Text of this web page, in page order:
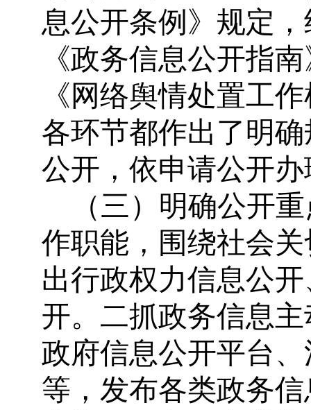
息公开条例》规定
《政务信息公开指
《网络舆情处置工
各环节都作出了明
公开，依申请公开
（三）明确公开
作职能，围绕社会
出行政权力信息公
开。二抓政务信息
政府信息公开平台
等，发布各类政务